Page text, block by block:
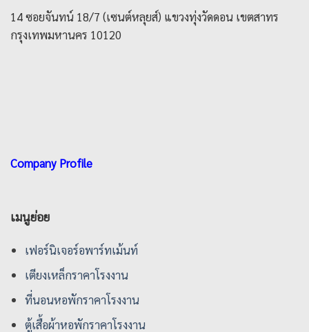
14 ซอยจันทน์ 18/7 (เซนต์หลุยส์) แขวงทุ่งวัดดอน เขตสาทร
กรุงเทพมหานคร 10120
Company Profile
เมนูย่อย
เฟอร์นิเจอร์อพาร์ทเม้นท์
เตียงเหล็กราคาโรงงาน
ที่นอนหอพักราคาโรงงาน
ตู้เสื้อผ้าหอพักราคาโรงงาน